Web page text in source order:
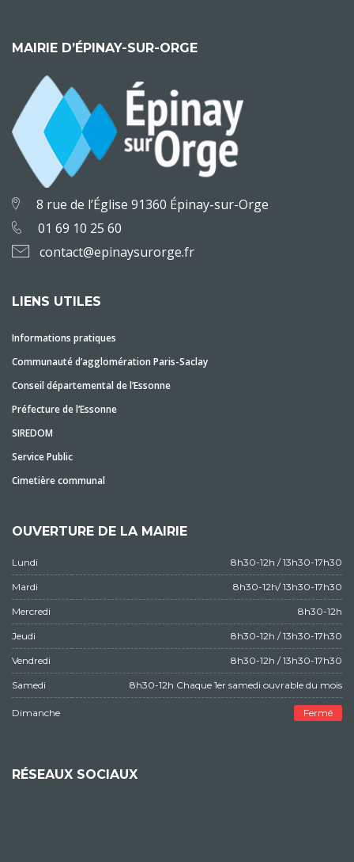
MAIRIE D’ÉPINAY-SUR-ORGE
8 rue de l’Église 91360 Épinay-sur-Orge
01 69 10 25 60
contact@epinaysurorge.fr
LIENS UTILES
Informations pratiques
Communauté d’agglomération Paris-Saclay
Conseil départemental de l’Essonne
Préfecture de l’Essonne
SIREDOM
Service Public
Cimetière communal
OUVERTURE DE LA MAIRIE
Lundi 8h30-12h / 13h30-17h30
Mardi 8h30-12h/ 13h30-17h30
Mercredi 8h30-12h
Jeudi 8h30-12h / 13h30-17h30
Vendredi 8h30-12h / 13h30-17h30
Samedi 8h30-12h Chaque 1er samedi ouvrable du mois
Dimanche Fermé
RÉSEAUX SOCIAUX